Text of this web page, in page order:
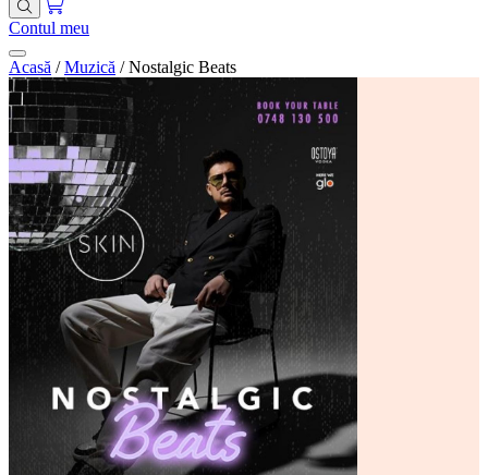
Contul meu
Acasă / Muzică / Nostalgic Beats